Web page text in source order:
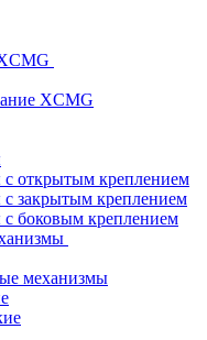
XCMG
открытым креплением
закрытым креплением
боковым креплением
механизмы